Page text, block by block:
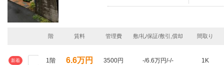
階 賃料 管理費 敷/礼/保証/敷引,償却 間取り
新着 1階 6.6万円 3500円 -/6.6万円/-/- 1K